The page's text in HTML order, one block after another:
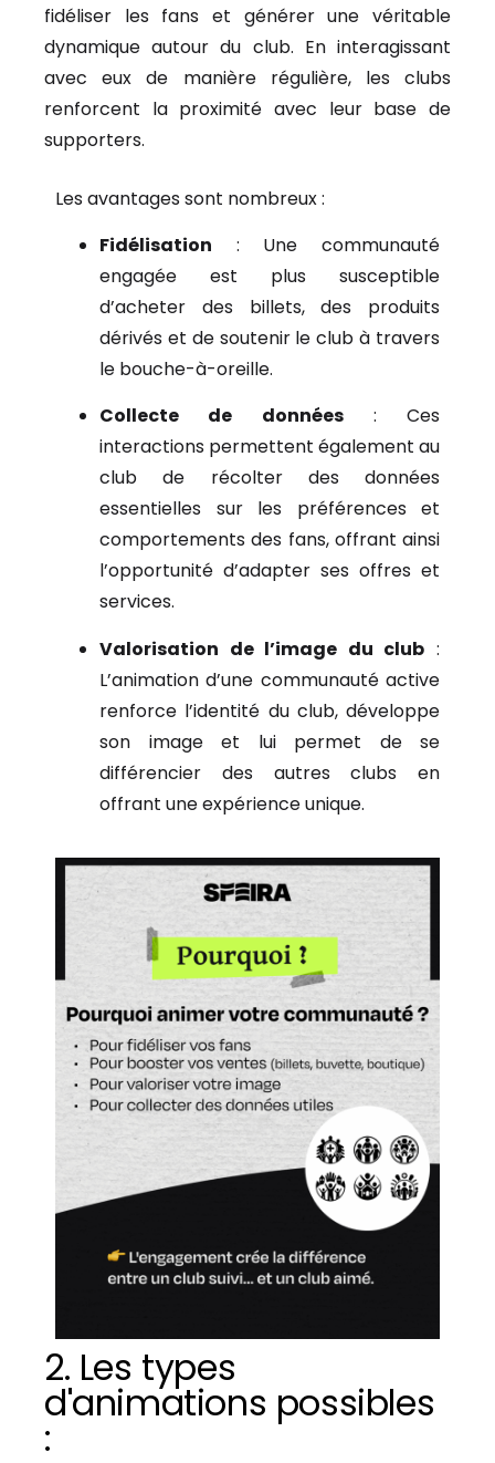
fidéliser les fans et générer une véritable
dynamique autour du club. En interagissant
avec eux de manière régulière, les clubs
renforcent la proximité avec leur base de
supporters.
Les avantages sont nombreux :
Fidélisation : Une communauté
engagée est plus susceptible
d’acheter des billets, des produits
dérivés et de soutenir le club à travers
le bouche-à-oreille.
Collecte de données: Ces
interactions permettent également au
club de récolter des données
essentielles sur les préférences et
comportements des fans, offrant ainsi
l’opportunité d’adapter ses offres et
services.
Valorisation de l’image du club :
L’animation d’une communauté active
renforce l’identité du club, développe
son image et lui permet de se
différencier des autres clubs en
offrant une expérience unique.
2. Les types
d'animations possibles
: